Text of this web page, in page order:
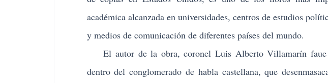
académica alcanzada en universidades, centros de estudios
y medios de comunicación de diferentes países del mundo.
El autor de la obra, coronel Luis Alberto Villamarín faue
dentro del conglomerado de habla castellana, que